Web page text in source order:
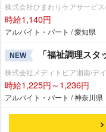
株式会社ひまわりケアサービ
時給1,140円
アルバイト・パート / 愛知県
NEW 「福祉調理ス
株式会社メディトピア湘南/デ
時給1,225円～1,236円
アルバイト・パート / 神奈川県